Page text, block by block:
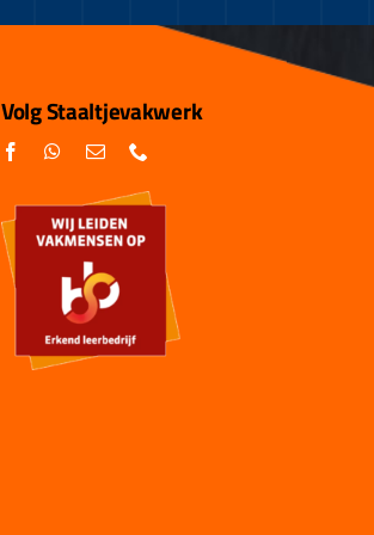
Volg Staaltjevakwerk